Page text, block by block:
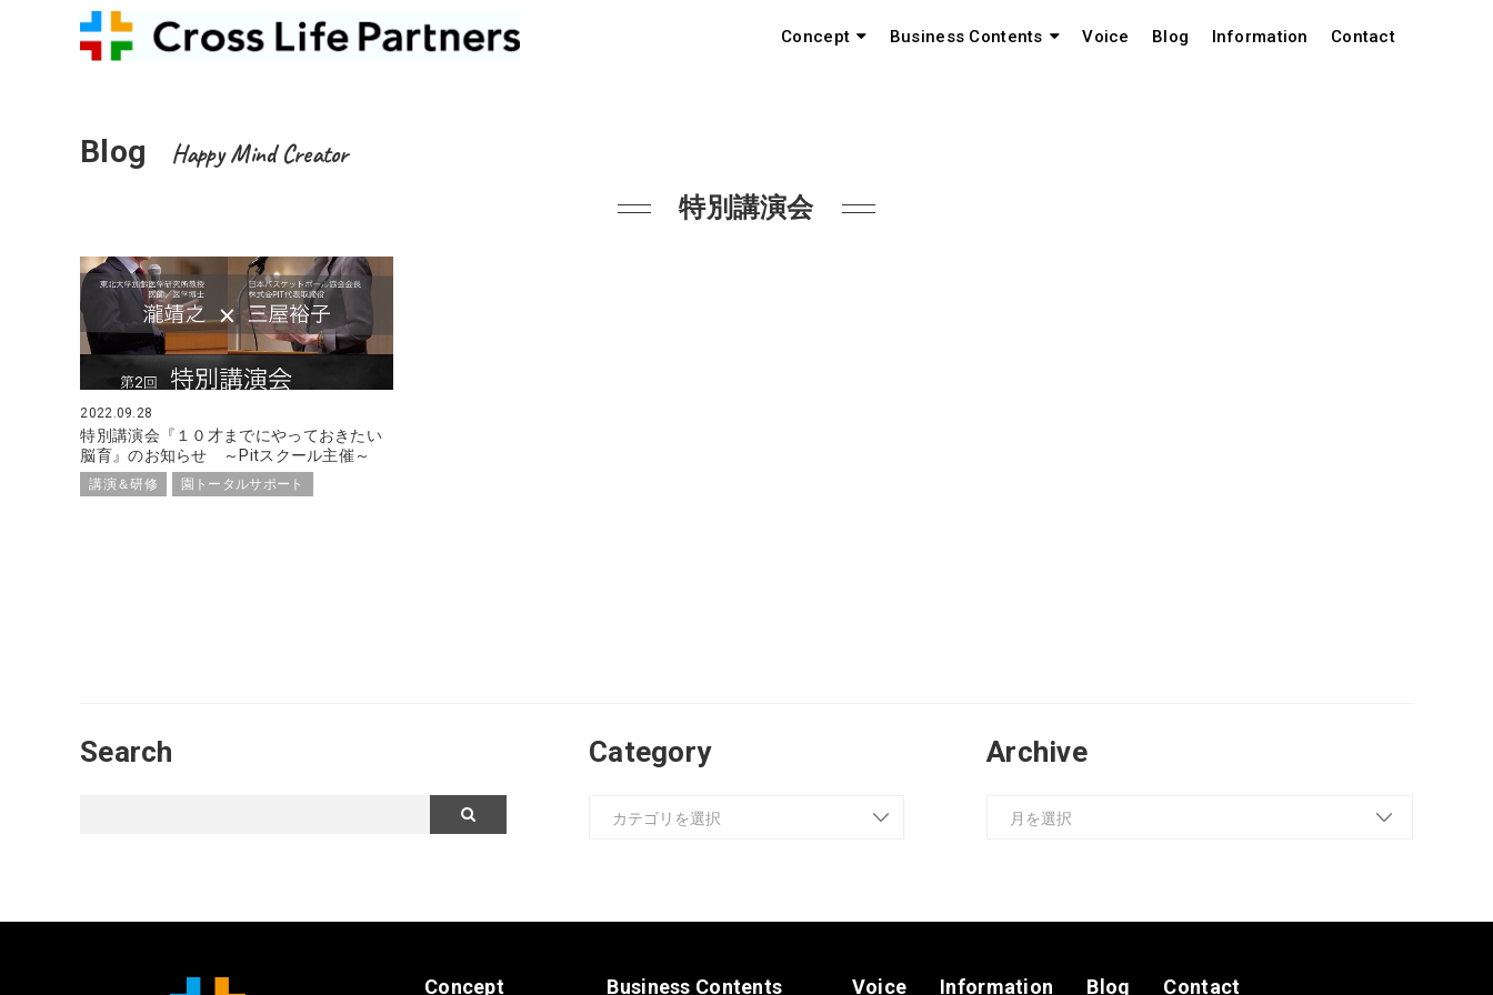
Concept Business Contents Voice Blog Information Contact
Blog Happy Mind Creator
特別講演会
2022.09.28
特別講演会『１０才までにやっておきたい
脳育』のお知らせ ～Pitスクール主催～
講演＆研修 園トータルサポート
Search Category Archive
Concept Business Contents Voice Information Blog Contact